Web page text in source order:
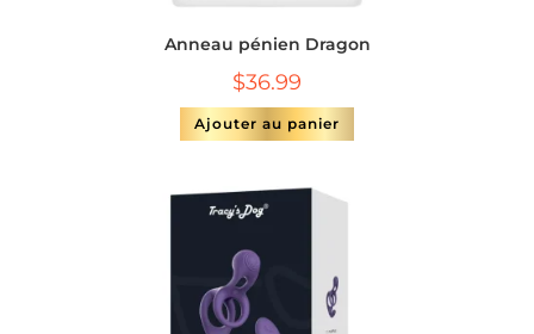
Anneau pénien Dragon
$36.99
Ajouter au panier